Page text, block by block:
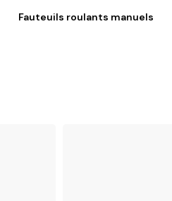
Fauteuils roulants manuels